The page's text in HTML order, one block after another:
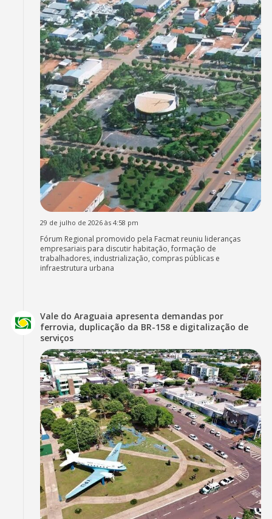
29 de julho de 2026 às 4:58 pm
Fórum Regional promovido pela Facmat reuniu lideranças
empresariais para discutir habitação, formação de
trabalhadores, industrialização, compras públicas e
infraestrutura urbana
Vale do Araguaia apresenta demandas por
ferrovia, duplicação da BR-158 e digitalização de
serviços